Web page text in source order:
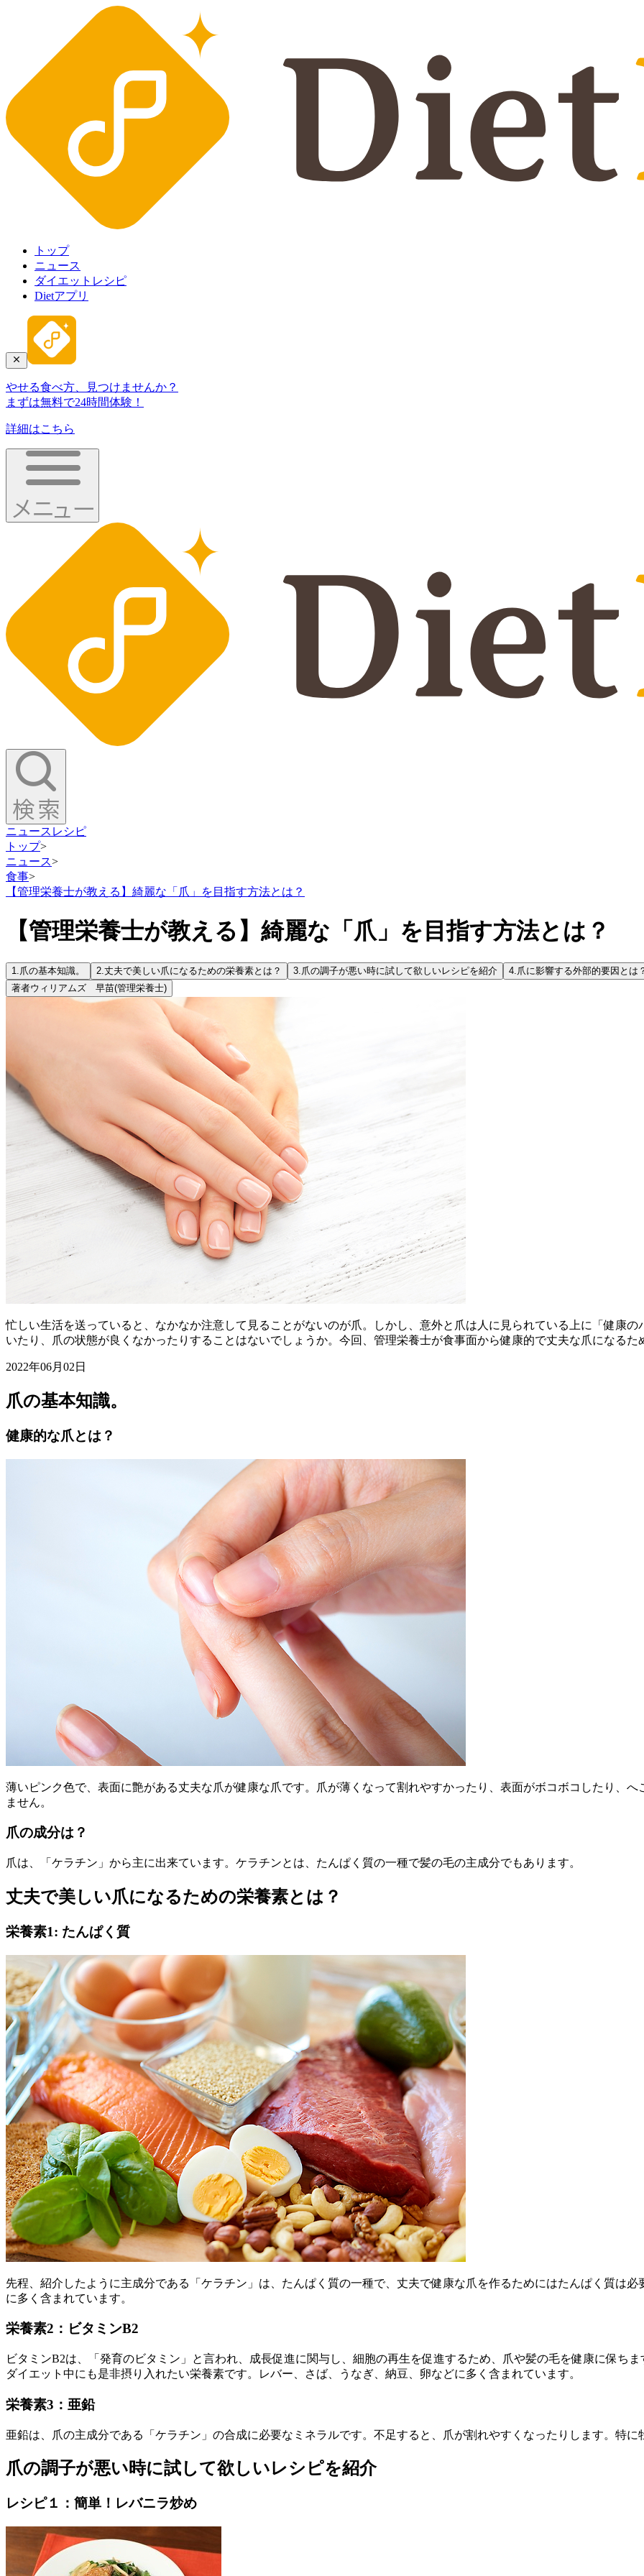
トップ
ニュース
ダイエットレシピ
Dietアプリ
やせる食べ方、見つけませんか？
まずは無料で24時間体験！
詳細はこちら
ニュース レシピ
トップ>
ニュース>
食事>
【管理栄養士が教える】綺麗な「爪」を目指す方法とは？
【管理栄養士が教える】綺麗な「爪」を目指す方法とは？
1.爪の基本知識。 2.丈夫で美しい爪になるための栄養素とは？ 3.爪の調子が悪い時に試して欲しいレシピを紹介 4.爪に影響する外部的要因とは
著者ウィリアムズ 早苗(管理栄養士)
忙しい生活を送っていると、なかなか注意して見ることがないのが爪。しかし、意外と爪は人に見られている上に「健康
いたり、爪の状態が良くなかったりすることはないでしょうか。今回、管理栄養士が食事面から健康的で丈夫な爪になるた
2022年06月02日
爪の基本知識。
健康的な爪とは？
薄いピンク色で、表面に艶がある丈夫な爪が健康な爪です。爪が薄くなって割れやすかったり、表面がボコボコしたり、
ません。
爪の成分は？
爪は、「ケラチン」から主に出来ています。ケラチンとは、たんぱく質の一種で髪の毛の主成分でもあります。
丈夫で美しい爪になるための栄養素とは？
栄養素1: たんぱく質
先程、紹介したように主成分である「ケラチン」は、たんぱく質の一種で、丈夫で健康な爪を作るためにはたんぱく質は
に多く含まれています。
栄養素2：ビタミンB2
ビタミンB2は、「発育のビタミン」と言われ、成長促進に関与し、細胞の再生を促進するため、爪や髪の毛を健康に保ち
ダイエット中にも是非摂り入れたい栄養素です。レバー、さば、うなぎ、納豆、卵などに多く含まれています。
栄養素3：亜鉛
亜鉛は、爪の主成分である「ケラチン」の合成に必要なミネラルです。不足すると、爪が割れやすくなったりします。特に
爪の調子が悪い時に試して欲しいレシピを紹介
レシピ１：簡単！レバニラ炒め